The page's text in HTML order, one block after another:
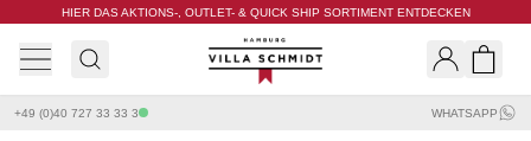
HIER DAS AKTIONS-, OUTLET- & QUICK SHIP SORTIMENT ENTDECKEN
Villa Schmidt
+49 (0)40 727 33 33 3 WHATSAPP